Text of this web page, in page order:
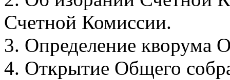
Счетной Комиссии.
3. Определение кворума
4. Открытие Общего